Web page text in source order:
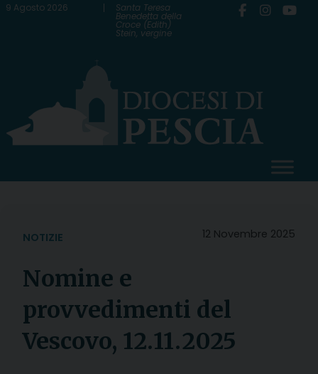
Skip
9 Agosto 2026 Santa Teresa
Benedetta della
Croce (Edith)
Stein, vergine
12 Novembre 2025
NOTIZIE
Nomine e
provvedimenti del
Vescovo, 12.11.2025